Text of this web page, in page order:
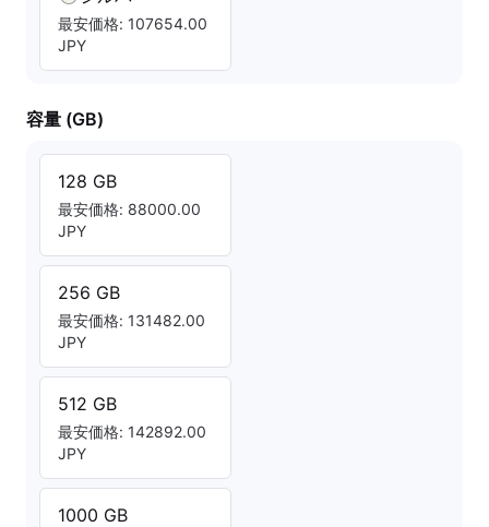
最安価格: 107654.00
JPY
容量 (GB)
128 GB
最安価格: 88000.00
JPY
256 GB
最安価格: 131482.00
JPY
512 GB
最安価格: 142892.00
JPY
1000 GB